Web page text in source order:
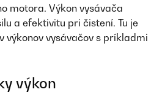
motora. Výkon vysávača
a efektivitu pri čistení. Tu je
výkonov vysávačov s príkladmi
výkon